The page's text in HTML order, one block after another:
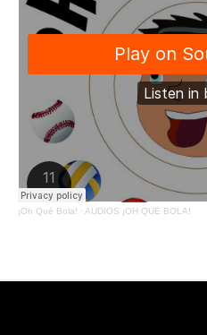
¡Oh Qué Bola! · AUDIOS ¡OH QUÉ BOLA!